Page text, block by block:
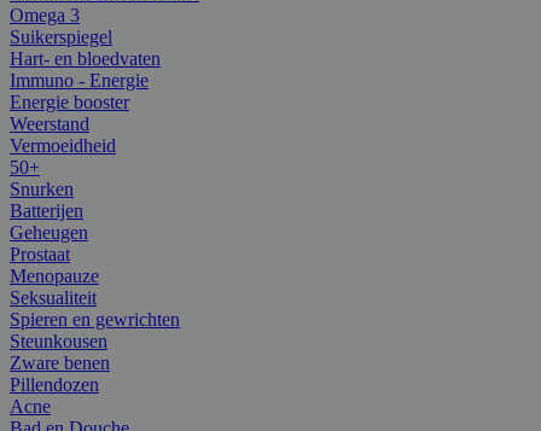
Omega 3
Suikerspiegel
Hart- en bloedvaten
Immuno - Energie
Energie booster
Weerstand
Vermoeidheid
50+
Snurken
Batterijen
Geheugen
Prostaat
Menopauze
Seksualiteit
Spieren en gewrichten
Steunkousen
Zware benen
Pillendozen
Acne